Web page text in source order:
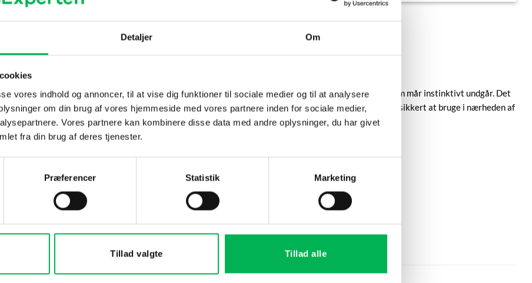
Detaljer Om
vores indhold og annoncer, til at vise dig funktioner til sociale medier og til at analysere
om din brug af vores hjemmeside med vores partnere inden for sociale medier,
Vores partnere kan kombinere disse data med andre oplysninger, du har givet
fra din brug af deres tjenester.
Præferencer Statistik Marketing
Tillad valgte Tillad alle
149 kr.99 kr.
2-pak:
til at holde mår væk fra specifikke områder. Produktet udsender en duft af hundehår – noget som mår instinktivt undgår. Det
eller andre steder, hvor der er observeret måraktivitet. Da produktet er fri for kemikalier, er det sikkert at bruge i nærheden af
til området).
på et tørt sted, hvor der er observeret måraktivitet.
aftager, eller hvis måren vender tilbage.